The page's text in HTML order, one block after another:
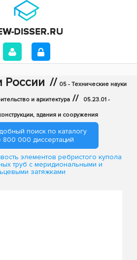
России // 05 - Технические науки
и архитектура // 05.23.01 -
здания и сооружения
поиск по каталогу
000 диссертаций
элементов ребристого купола
труб с меридиональными и
затяжками